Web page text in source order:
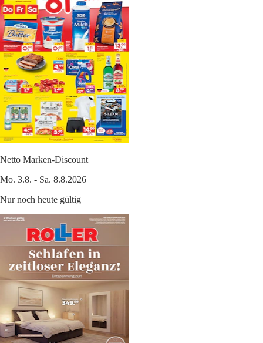
Netto Marken-Discount
Mo. 3.8. - Sa. 8.8.2026
Nur noch heute gültig